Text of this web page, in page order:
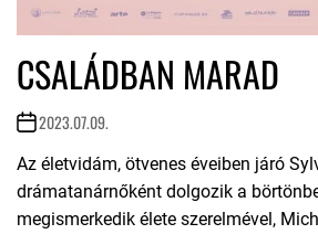
CSALÁDBAN MARAD
2023.07.09.
Az életvidám, ötvenes éveiben járó
drámatanárnőként dolgozik a
megismerkedik élete szerelmével,